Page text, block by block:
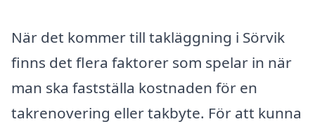
När det kommer till takläggning i Sörvik
finns det flera faktorer som spelar in när
man ska fastställa kostnaden för en
takrenovering eller takbyte. För att kunna